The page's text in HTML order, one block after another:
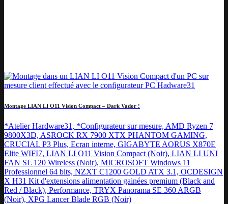
Montage LIAN LI O11 Vision Compact – Dark Vador !
*Atelier Hardware31, *Configurateur sur mesure, AMD Ryzen 7
9800X3D, ASROCK RX 7900 XTX PHANTOM GAMING,
CRUCIAL P3 Plus, Ecran interne, GIGABYTE AORUS X870E
Elite WIFI7, LIAN LI O11 Vision Compact (Noir), LIAN LI UNI
FAN SL 120 Wireless (Noir), MICROSOFT Windows 11
Professionnel 64 bits, NZXT C1200 GOLD ATX 3.1, OCDESIGN
X H31 Kit d'extensions alimentation gainées premium (Black and
Red / Black), Performance, TRYX Panorama SE 360 ARGB
(Noir), XPG Lancer Blade RGB (Noir)